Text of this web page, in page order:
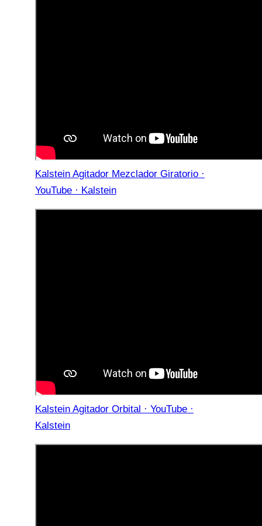
Kalstein Agitador Mezclador Giratorio ·
YouTube · Kalstein
Kalstein Agitador Orbital · YouTube ·
Kalstein